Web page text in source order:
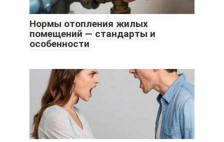
Нормы отопления жилых
помещений — стандарты и
особенности